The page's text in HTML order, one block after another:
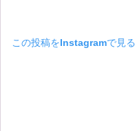
この投稿をInstagramで見る